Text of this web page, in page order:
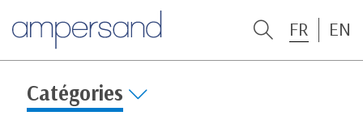
FR EN
Catégories